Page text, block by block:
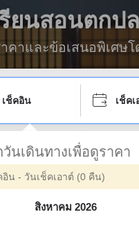
ยนสอนตกปล
คาและข้อเสนอพิเศษ
เช็คอิน เช็ค
วันเดินทางเพื่อดูราคา
อิน - วันเช็คเอาต์ (0 คืน)
สิงหาคม 2026